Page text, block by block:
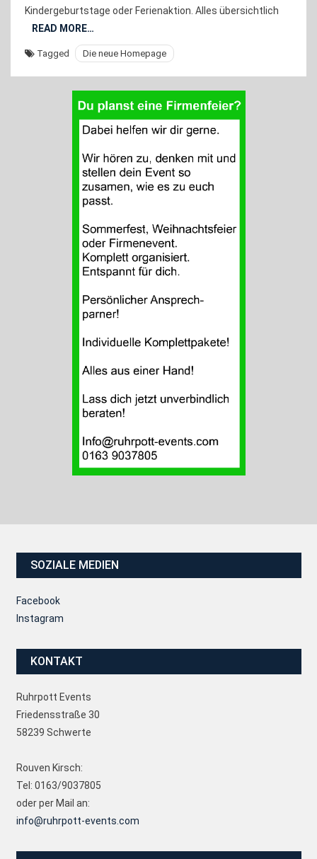
Kindergeburtstage oder Ferienaktion. Alles übersichtlich
READ MORE…
Tagged Die neue Homepage
SOZIALE MEDIEN
Facebook
Instagram
KONTAKT
Ruhrpott Events
Friedensstraße 30
58239 Schwerte
Rouven Kirsch:
Tel: 0163/9037805
oder per Mail an:
info@ruhrpott-events.com